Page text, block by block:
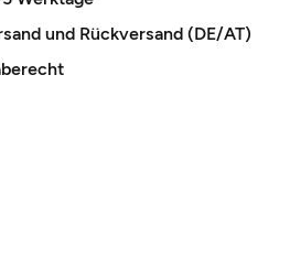
und Rückversand (DE/AT)